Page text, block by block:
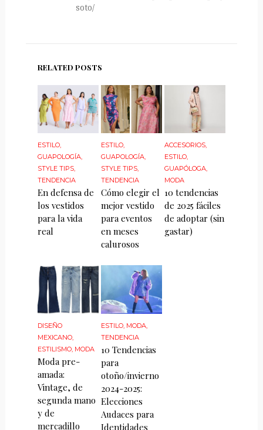
soto/
RELATED POSTS
ESTILO,
GUAPOLOGÍA,
STYLE TIPS,
TENDENCIA
En defensa de
los vestidos
para la vida
real
ESTILO,
GUAPOLOGÍA,
STYLE TIPS,
TENDENCIA
Cómo elegir el
mejor vestido
para eventos
en meses
calurosos
ACCESORIOS,
ESTILO,
GUAPÓLOGA,
MODA
10 tendencias
de 2025 fáciles
de adoptar (sin
gastar)
DISEÑO
MEXICANO,
ESTILISMO, MODA
Moda pre-
amada:
Vintage, de
segunda mano
y de
mercadillo
ESTILO MODA
TENDENCIA
10 Tendencias
para
otoño/invierno
2024-2025:
Elecciones
Audaces para
Identidades